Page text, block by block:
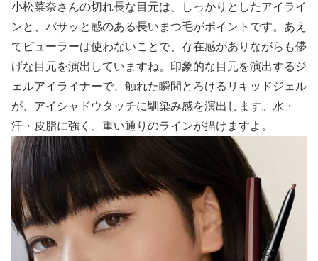
小松菜奈さんの切れ長な目元は、しっかりとしたアイライ
ンと、バサッと感のある長いまつ毛がポイントです。あえ
てビューラーは使わないことで、存在感がありながらも儚
げな目元を演出していますね。印象的な目元を演出するジ
ェルアイライナーで、触れた瞬間とろけるリキッドジェル
が、アイシャドウタッチに馴染み感を演出します。水・
汗・皮脂に強く、重い通りのラインが描けますよ。